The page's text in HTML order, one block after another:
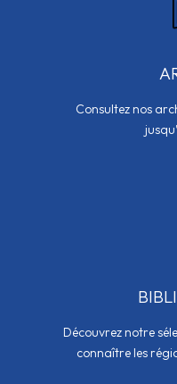
Consultez nos
Découvrez notre
connaître les